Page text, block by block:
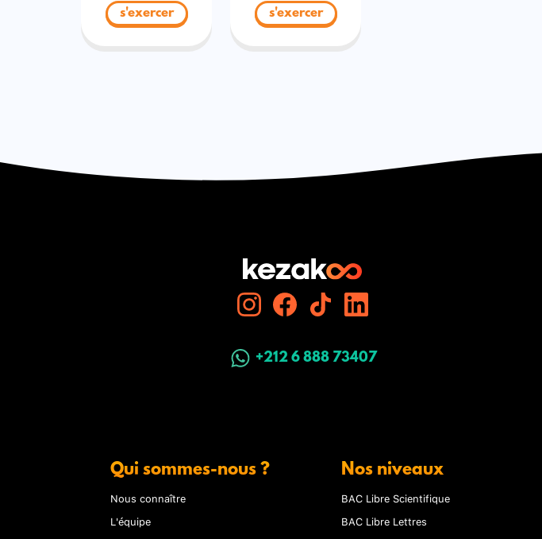
s'exercer s'exercer
+212 6 888 73407
Qui sommes-nous ?
Nous connaître
L'équipe
Nos niveaux
BAC Libre Scientifique
BAC Libre Lettres